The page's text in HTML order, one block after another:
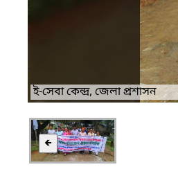
ই-সেবা কেন্দ্র, জেলা প্রশাসন
🡸